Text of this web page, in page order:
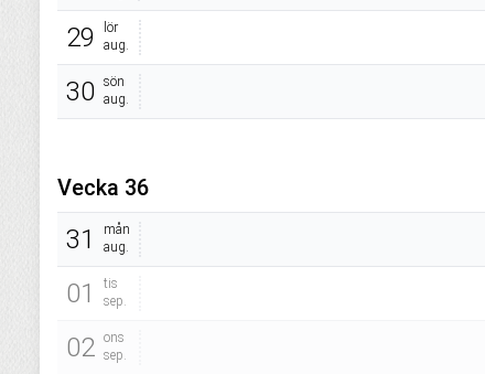
29
lör
aug.
30 sön
aug.
Vecka 36
31
mån
aug.
01
tis
sep.
02 ons
sep.